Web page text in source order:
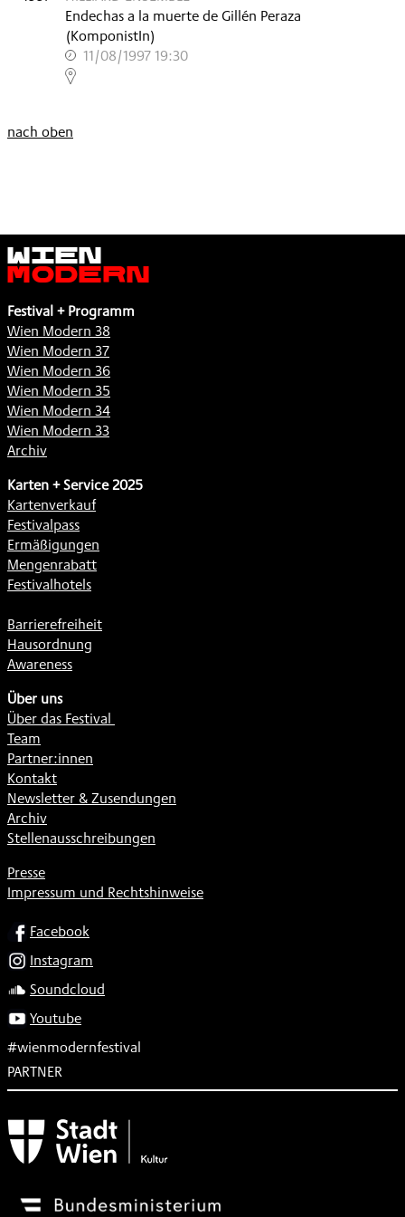
Endechas a la muerte de Gillén Peraza
(KomponistIn)
11/08/1997 19:30
,
nach oben
Wien
Modern
Festival + Programm
Wien Modern 38
Wien Modern 37
Wien Modern 36
Wien Modern 35
Wien Modern 34
Wien Modern 33
Archiv
Karten + Service 2025
Kartenverkauf
Festivalpass
Ermäßigungen
Mengenrabatt
Festivalhotels
Barrierefreiheit
Hausordnung
Awareness
Über uns
Über das Festival
Team
Partner:innen
Kontakt
Newsletter & Zusendungen
Archiv
Stellenausschreibungen
Presse
Impressum und Rechtshinweise
SOCIALFacebook
Instagram
Soundcloud
Youtube
#wienmodernfestival
PARTNER
Subventionsgeber